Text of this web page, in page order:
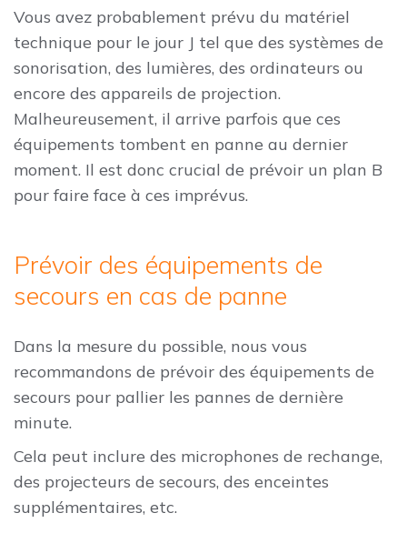
Vous avez probablement prévu du matériel
technique pour le jour J tel que des systèmes de
sonorisation, des lumières, des ordinateurs ou
encore des appareils de projection.
Malheureusement, il arrive parfois que ces
équipements tombent en panne au dernier
moment. Il est donc crucial de prévoir un plan B
pour faire face à ces imprévus.
Prévoir des équipements de
secours en cas de panne
Dans la mesure du possible, nous vous
recommandons de prévoir des équipements de
secours pour pallier les pannes de dernière
minute.
Cela peut inclure des microphones de rechange,
des projecteurs de secours, des enceintes
supplémentaires, etc.